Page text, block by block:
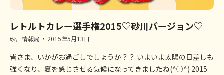
レトルトカレー選手権2015♡砂川バージョン♡
砂川情報局 2015年5月13日
皆さま、いかがお過ごしでしょうか？？ いよいよ太陽の日差しも
強くなり、夏を感じさせる気候になってきましたね(^○^) 2015